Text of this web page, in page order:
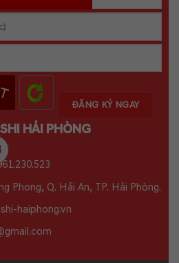
HẢI PHÒNG
Phong, Q. Hải An, TP. Hải Phòng.
haiphong.vn